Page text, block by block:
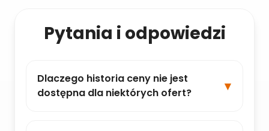
Pytania i odpowiedzi
Dlaczego historia ceny nie jest
dostępna dla niektórych ofert?